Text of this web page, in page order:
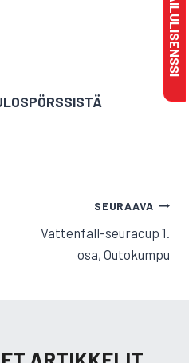
SEURAAVA
Vattenfall-seuracup 1.
osa, Outokumpu